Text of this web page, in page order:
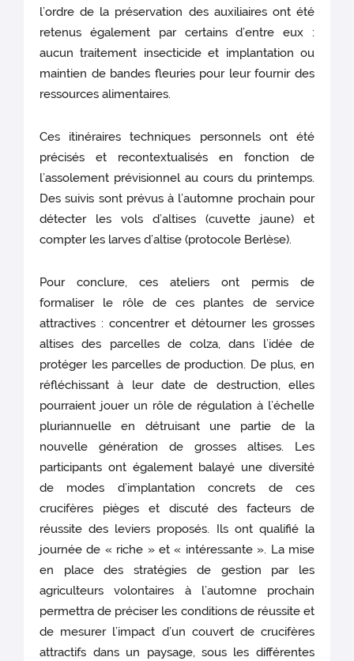
l’ordre de la préservation des auxiliaires ont été
retenus également par certains d’entre eux :
aucun traitement insecticide et implantation ou
maintien de bandes fleuries pour leur fournir des
ressources alimentaires.
Ces itinéraires techniques personnels ont été
précisés et recontextualisés en fonction de
l’assolement prévisionnel au cours du printemps.
Des suivis sont prévus à l’automne prochain pour
détecter les vols d’altises (cuvette jaune) et
compter les larves d’altise (protocole Berlèse).
Pour conclure, ces ateliers ont permis de
formaliser le rôle de ces plantes de service
attractives : concentrer et détourner les grosses
altises des parcelles de colza, dans l’idée de
protéger les parcelles de production. De plus, en
réfléchissant à leur date de destruction, elles
pourraient jouer un rôle de régulation à l’échelle
pluriannuelle en détruisant une partie de la
nouvelle génération de grosses altises. Les
participants ont également balayé une diversité
de modes d’implantation concrets de ces
crucifères pièges et discuté des facteurs de
réussite des leviers proposés. Ils ont qualifié la
journée de « riche » et « intéressante ». La mise
en place des stratégies de gestion par les
agriculteurs volontaires à l’automne prochain
permettra de préciser les conditions de réussite et
de mesurer l’impact d’un couvert de crucifères
attractifs dans un paysage, sous les différentes